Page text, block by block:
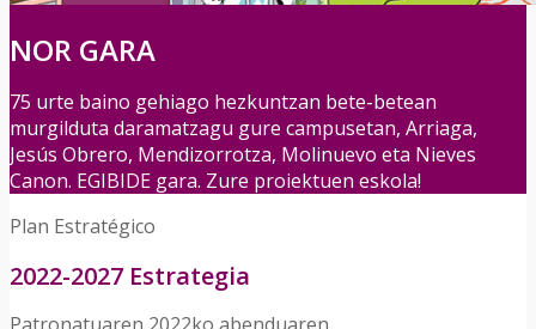
NOR GARA
75 urte baino gehiago hezkuntzan bete-betean
murgilduta daramatzagu gure campusetan, Arriaga,
Jesús Obrero, Mendizorrotza, Molinuevo eta Nieves
Canon. EGIBIDE gara. Zure proiektuen eskola!
Plan Estratégico
2022-2027 Estrategia